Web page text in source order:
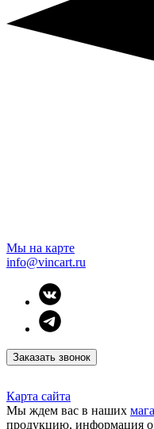
Мы на карте
info@vincart.ru
Заказать звонок
Карта сайта
Мы ждем вас в наших
продукцию, информация о